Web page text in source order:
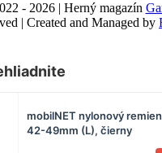
- 2026 | Herný magazín
| Created and Managed by
mobilNET nylonový
42-49mm (L), čierny